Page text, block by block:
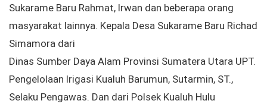
Sukarame Baru Rahmat, Irwan dan beberapa orang
masyarakat lainnya. Kepala Desa Sukarame Baru Richad
Simamora dari
Dinas Sumber Daya Alam Provinsi Sumatera Utara UPT.
Pengelolaan Irigasi Kualuh Barumun, Sutarmin, ST.,
Selaku Pengawas. Dan dari Polsek Kualuh Hulu